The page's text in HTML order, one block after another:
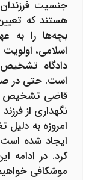
جنسیت
هستند که
بچه‌ها را به
اسلامی،
دادگاه
است. حتی در
قاضی تشخیص
نگهداری از
امروزه به دلیل
ایجاد شده
کرد. در ادامه
موشکافی